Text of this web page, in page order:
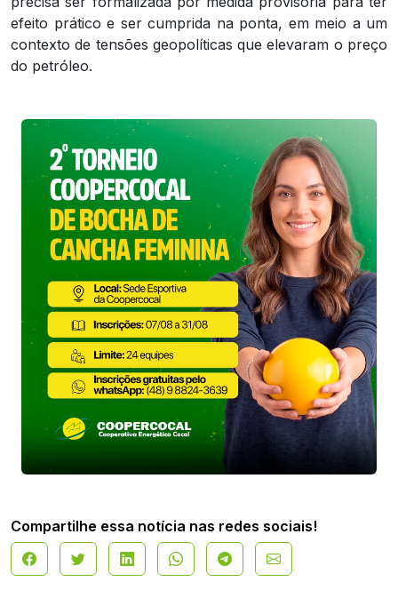
efeito prático e ser cumprida na ponta, em meio a um
contexto de tensões geopolíticas que elevaram o preço
do petróleo.
Compartilhe essa notícia nas redes sociais!